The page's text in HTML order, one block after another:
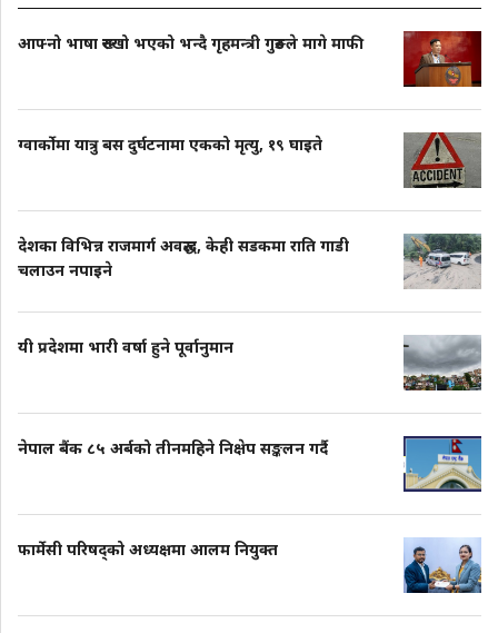
आफ्नो भाषा रुख्खो भएको भन्दै गृहमन्त्री गुरुङले मागे माफी
ग्वार्कोमा यात्रु बस दुर्घटनामा एकको मृत्यु, १९ घाइते
देशका विभिन्न राजमार्ग अवरुद्ध, केही सडकमा राति गाडी
चलाउन नपाइने
यी प्रदेशमा भारी वर्षा हुने पूर्वानुमान
नेपाल बैंक ८५ अर्बको तीनमहिने निक्षेप सङ्कलन गर्दै
फार्मेसी परिषद्को अध्यक्षमा आलम नियुक्त